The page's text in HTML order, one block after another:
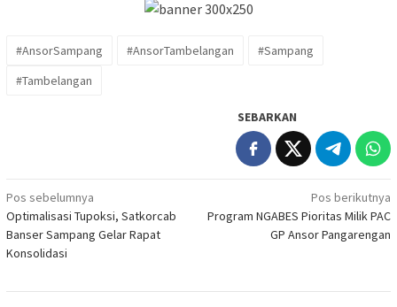
#AnsorSampang #AnsorTambelangan
#Sampang
#Tambelangan
SEBARKAN
Navigasi
pos
Pos sebelumnya
Optimalisasi Tupoksi, Satkorcab
Banser Sampang Gelar Rapat
Konsolidasi
Pos berikutnya
Program NGABES Pioritas Milik PAC
GP Ansor Pangarengan